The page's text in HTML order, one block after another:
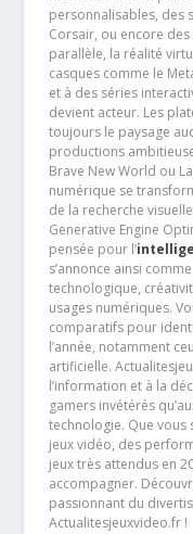
personnalisables, des
Corsair, ou encore
parallèle, la réalité
casques comme le
et à des séries
devient acteur. Les
toujours le paysage
productions
Brave New World ou
numérique se
de la recherche
Generative Engine
pensée pour l’
s’annonce ainsi
technologique,
usages numériques.
comparatifs pour
l’année, notamment
artificielle.
l’information et à la
gamers invétérés
technologie. Que vous
jeux vidéo, des
jeux très attendus en
accompagner.
passionnant du
Actualitesjeuxvideo.fr !